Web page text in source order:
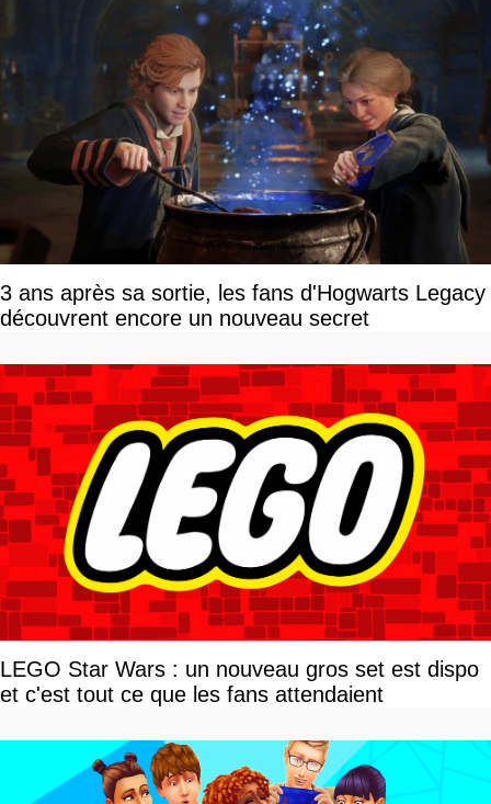
3 ans après sa sortie, les fans d'Hogwarts Legacy
découvrent encore un nouveau secret
LEGO Star Wars : un nouveau gros set est dispo
et c'est tout ce que les fans attendaient